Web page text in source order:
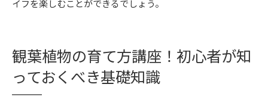
イフを楽しむことができるでしょう。
観葉植物の育て方講座！初心者が知
っておくべき基礎知識